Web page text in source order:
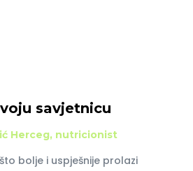
savjetnicu
Herceg, nutricionist
bolje i uspješnije prolazi